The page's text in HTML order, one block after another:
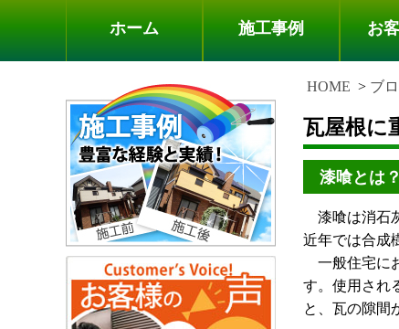
ホーム 施工事例 お
HOME ブ
瓦屋根に
漆喰とは？
漆喰は消石
近年では合成
一般住宅に
す。使用され
と、瓦の隙間